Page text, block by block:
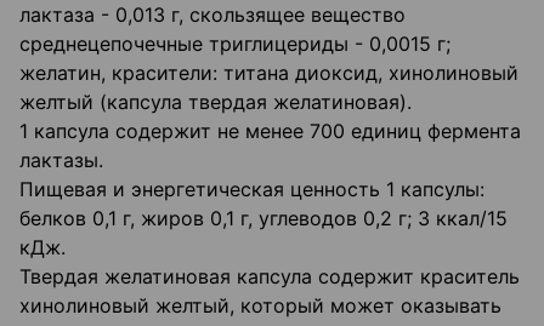
лактаза - 0,013 г, скользящее вещество
среднецепочечные триглицериды - 0,0015 г;
желатин, красители: титана диоксид, хинолиновый
желтый (капсула твердая желатиновая).
1 капсула содержит не менее 700 единиц фермента
лактазы.
Пищевая и энергетическая ценность 1 капсулы:
белков 0,1 г, жиров 0,1 г, углеводов 0,2 г; 3 ккал/15
кДж.
Твердая желатиновая капсула содержит краситель
хинолиновый желтый, который может оказывать